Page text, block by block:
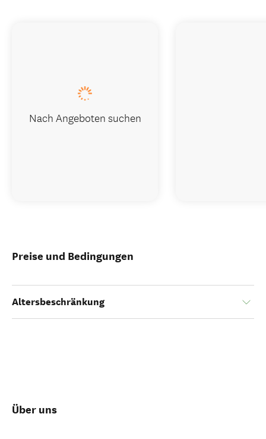
Preise und Bedingungen
Altersbeschränkung
Über uns
Nach Angeboten suchen